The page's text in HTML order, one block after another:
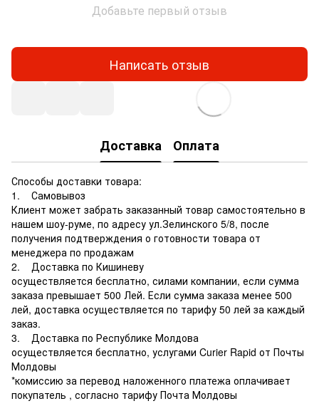
Добавьте первый отзыв
Написать отзыв
Доставка Оплата
Способы доставки товара:
1. Самовывоз
Клиент может забрать заказанный товар самостоятельно в
нашем шоу-руме, по адресу ул.Зелинского 5/8, после
получения подтверждения о готовности товара от
менеджера по продажам
2. Доставка по Кишиневу
осуществляется бесплатно, силами компании, если сумма
заказа превышает 500 Лей. Если сумма заказа менее 500
лей, доставка осуществляется по тарифу 50 лей за каждый
заказ.
3. Доставка по Республике Молдова
осуществляется бесплатно, услугами Curier Rapid от Почты
Молдовы
*комиссию за перевод наложенного платежа оплачивает
покупатель , согласно тарифу Почта Молдовы